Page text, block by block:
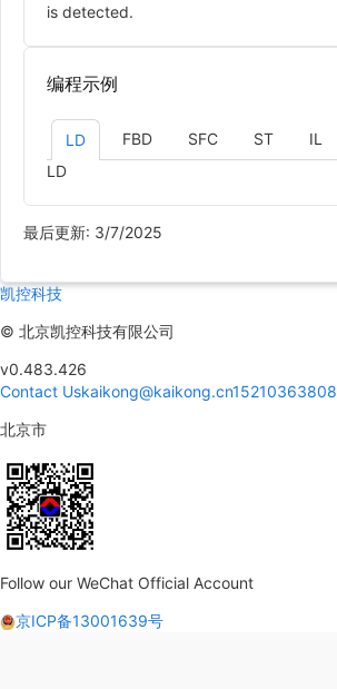
is detected.
编程示例
LD FBD SFC ST
IL
LD
最后更新: 3/7/2025
凯控科技
© 北京凯控科技有限公司
v0.483.426
Contact Uskaikong@kaikong.cn15210363808
北京市
Follow our WeChat Official Account
京ICP备13001639号